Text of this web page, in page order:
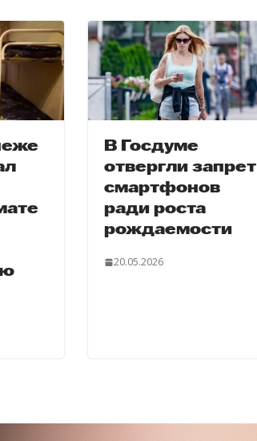
В Госдуме
отвергли запрет
смартфонов
ради роста
рождаемости
20.05.2026